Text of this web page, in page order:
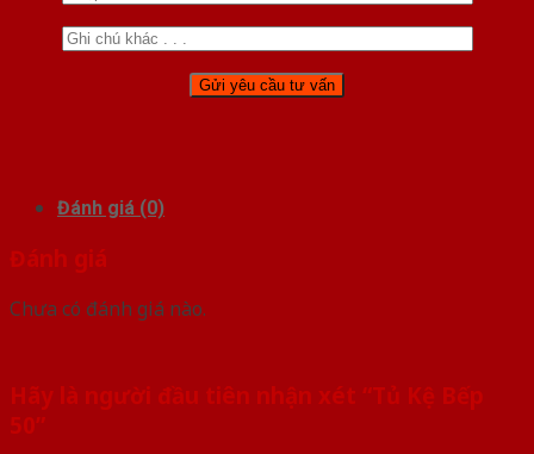
Đánh giá (0)
Đánh giá
Chưa có đánh giá nào.
Hãy là người đầu tiên nhận xét “Tủ Kệ Bếp
50”